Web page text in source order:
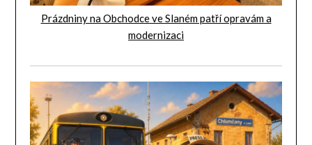
Prázdniny na Obchodce ve Slaném patří opravám a
modernizaci